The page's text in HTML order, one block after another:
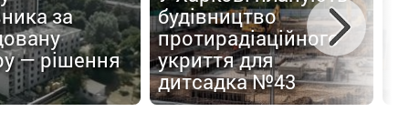
за
— рішення
будівництво
протирадіаційного
укриття для
дитсадка №43